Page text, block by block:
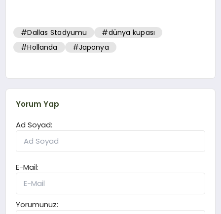
#Dallas Stadyumu
#dünya kupası
#Hollanda
#Japonya
Yorum Yap
Ad Soyad:
E-Mail:
Yorumunuz: